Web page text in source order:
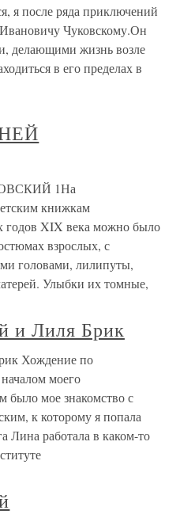
я после ряда приключений
Чуковскому.Он
делающими жизнь возле
в его пределах в
1На
книжкам
годов XIX века можно было
взрослых, с
головами, лилипуты,
Улыбки их томные,
и Лиля Брик
Хождение по
моего
было мое знакомство с
к которому я попала
Лина работала в каком-то